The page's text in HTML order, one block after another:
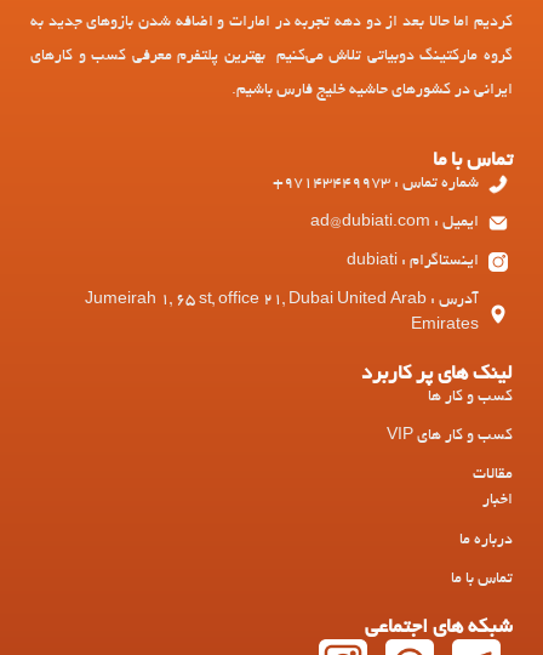
کردیم اما حالا بعد از دو دهه تجربه در امارات و اضافه شدن بازوهای جدید به
گروه مارکتینگ دوبیاتی تلاش می‌کنیم بهترین پلتفرم معرفی کسب و کارهای
ایرانی در کشورهای حاشیه خلیج فارس باشیم.
تماس با ما
شماره تماس : 97143449973+
ایمیل : ad@dubiati.com
اینستاگرام : dubiati
آدرس : Jumeirah 1, 65 st, office 21, Dubai United Arab
Emirates
لینک های پر کاربرد
کسب و کار ها
کسب و کار های VIP
مقالات
اخبار
درباره ما
تماس با ما
شبکه های اجتماعی